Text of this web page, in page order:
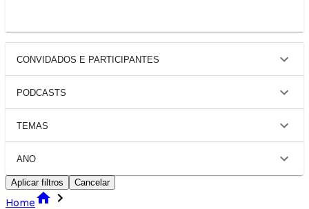
CONVIDADOS E PARTICIPANTES
PODCASTS
TEMAS
ANO
Aplicar filtros Cancelar
Home